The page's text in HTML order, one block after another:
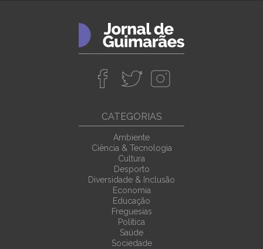
CATEGORIAS
Ambiente
Ciência & Tecnologia
Cultura
Desporto
Diversidade & Inclusão
Economia
Educação
Freguesias
Política
Saúde
Sociedade